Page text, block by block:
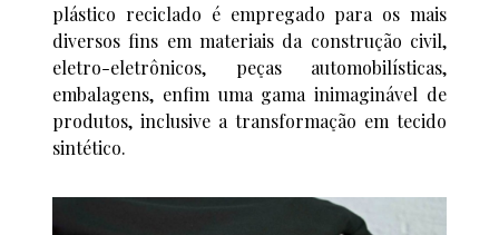
plástico reciclado é empregado para os mais
diversos fins em materiais da construção civil,
eletro-eletrônicos, peças automobilísticas,
embalagens, enfim uma gama inimaginável de
produtos, inclusive a transformação em tecido
sintético.